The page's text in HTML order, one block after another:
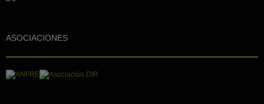
ASOCIACIONES